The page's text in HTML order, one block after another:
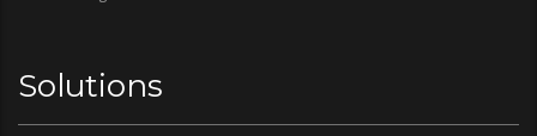
Solutions